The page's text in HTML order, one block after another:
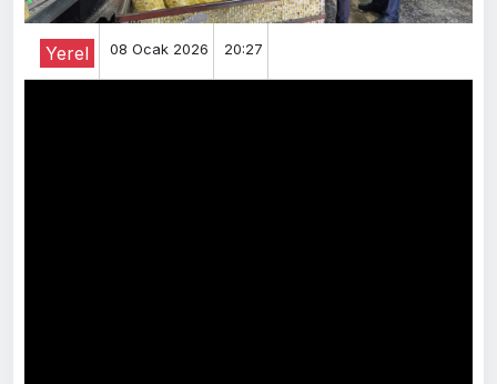
Yerel 08 Ocak 2026 20:27